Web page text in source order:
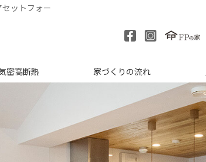
ットフォー
密高断熱 家づくりの流れ